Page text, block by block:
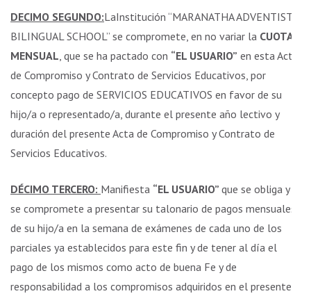
DECIMO SEGUNDO:LaInstitución “MARANATHA ADVENTIST
BILINGUAL SCHOOL” se compromete, en no variar la CUOTA
MENSUAL, que se ha pactado con “EL USUARIO” en esta Acta
de Compromiso y Contrato de Servicios Educativos, por
concepto pago de SERVICIOS EDUCATIVOS en favor de su
hijo/a o representado/a, durante el presente año lectivo y
duración del presente Acta de Compromiso y Contrato de
Servicios Educativos.
DÉCIMO TERCERO: Manifiesta “EL USUARIO” que se obliga y
se compromete a presentar su talonario de pagos mensuales
de su hijo/a en la semana de exámenes de cada uno de los
parciales ya establecidos para este fin y de tener al día el
pago de los mismos como acto de buena Fe y de
responsabilidad a los compromisos adquiridos en el presente